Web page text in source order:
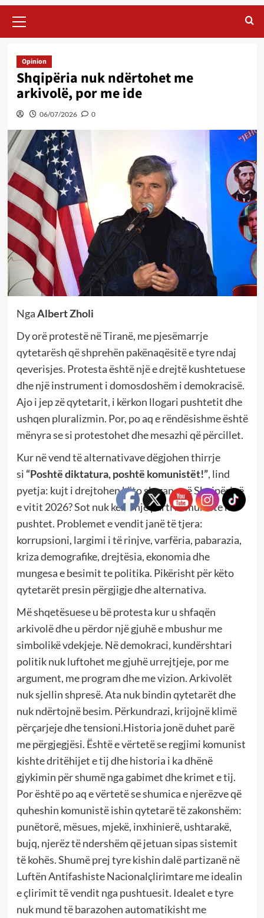
Menu
Opinion
Shqipëria nuk ndërtohet me
arkivolë, por me ide
06/07/2026 0
NgaAlbert Zholi
Dy orë protestë në Tiranë, me pjesëmarrje
qytetarësh që shprehën pakënaqësitë e tyre ndaj
qeverisjes. Protesta është një e drejtë kushtetuese
dhe një instrument i domosdoshëm i demokracisë.
Ajo i jep zë qytetarit, i kërkon llogari pushtetit dhe
ushqen pluralizmin. Por, po aq e rëndësishme është
mënyra se si protestohet dhe mesazhi që përcillet.
Kur në vend të alternativave dëgjohen thirrje
si “Poshtë diktatura, poshtë komunistët!”, lind
pyetja: kujt i drejtohen këto slogane në Shqipërinë
e vitit 2026? Sot nuk kemi një parti komuniste në
pushtet. Problemet e vendit janë të tjera:
korrupsioni, largimi i të rinjve, varfëria, pabarazia,
kriza demografike, drejtësia, ekonomia dhe
mungesa e besimit te politika. Pikërisht për këto
qytetarët presin përgjigje dhe alternativa.
Më shqetësuese u bë protesta kur u shfaqën
arkivolë dhe u përdor një gjuhë e mbushur me
simbolikë vdekjeje. Në demokraci, kundërshtari
politik nuk luftohet me gjuhë urrejtjeje, por me
argument, me program dhe me vizion. Arkivolët
nuk sjellin shpresë. Ata nuk bindin qytetarët dhe
nuk ndërtojnë besim. Përkundrazi, krijojnë klimë
përçarjeje dhe tensioni.Historia jonë duhet parë
me përgjegjësi. Është e vërtetë se regjimi komunist
kishte dritëhijet e tij dhe historia i ka dhënë
gjykimin për shumë nga gabimet dhe krimet e tij.
Por është po aq e vërtetë se shumica e njerëzve që
quheshin komunistë ishin qytetarë të zakonshëm:
punëtorë, mësues, mjekë, inxhinierë, ushtarakë,
bujq, njerëz të ndershëm që jetuan sipas sistemit
të kohës. Shumë prej tyre kishin dalë partizanë në
Luftën Antifashiste Nacionalçlirimtare me idealin
e çlirimit të vendit nga pushtuesit. Idealet e tyre
nuk mund të barazohen automatikisht me